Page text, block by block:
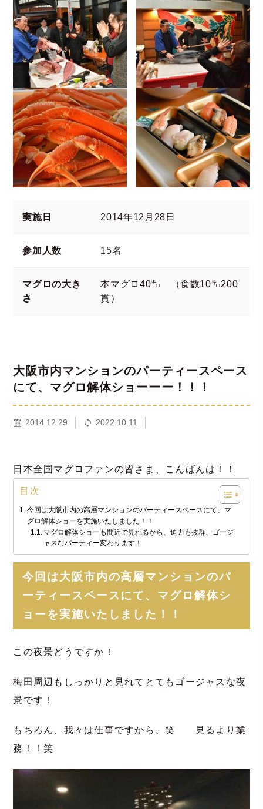
実施日 2014年12月28日
参加人数 15名
マグロの大き
さ
本マグロ40㌔ （食数10㌔200
貫）
大阪市内マンションのパーティースペース
にて、マグロ解体ショーーー！！！
2014.12.29 2022.10.11
日本全国マグロファンの皆さま、こんばんは！！
目次
今回は大阪市内の高層マンションのパーティースペースにて、マ
グロ解体ショーを実施いたしました！！
マグロ解体ショーも間近で見れるから、迫力も抜群、ゴージ
ャスなパーティー変わります！
今回は大阪市内の高層マンションのパ
ーティースペースにて、マグロ解体シ
ョーを実施いたしました！！
この夜景どうですか！
梅田周辺もしっかりと見れてとてもゴージャスな夜
景です！
もちろん、我々は仕事ですから、笑 見るより業
務！！笑